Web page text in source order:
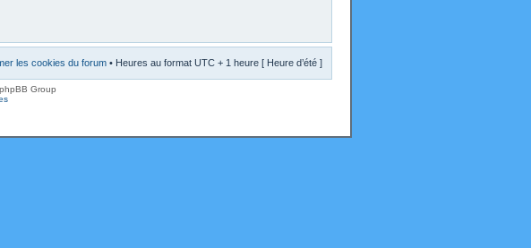
les cookies du forum • Heures au format UTC + 1 heure [ Heure d’été ]
Group